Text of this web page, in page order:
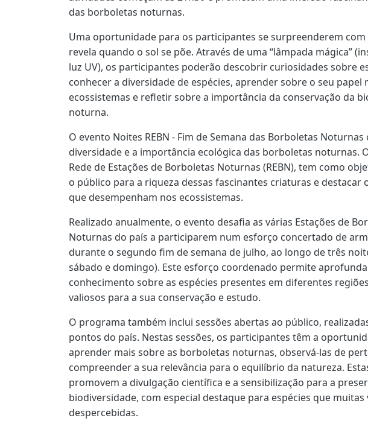
das borboletas noturnas.
Uma oportunidade para os participantes se surpreenderem com
revela quando o sol se põe. Através de uma “lâmpada mágica”
luz UV), os participantes poderão descobrir curiosidades sobre
conhecer a diversidade de espécies, aprender sobre o seu papel
ecossistemas e refletir sobre a importância da conservação da
noturna.
O evento Noites REBN - Fim de Semana das Borboletas Noturnas
diversidade e a importância ecológica das borboletas noturnas.
Rede de Estações de Borboletas Noturnas (REBN), tem como
o público para a riqueza dessas fascinantes criaturas e destacar
que desempenham nos ecossistemas.
Realizado anualmente, o evento desafia as várias Estações de
Noturnas do país a participarem num esforço concertado de
durante o segundo fim de semana de julho, ao longo de três
sábado e domingo). Este esforço coordenado permite
conhecimento sobre as espécies presentes em diferentes
valiosos para a sua conservação e estudo.
O programa também inclui sessões abertas ao público,
pontos do país. Nestas sessões, os participantes têm a
aprender mais sobre as borboletas noturnas, observá-las de
compreender a sua relevância para o equilíbrio da natureza.
promovem a divulgação científica e a sensibilização para a
biodiversidade, com especial destaque para espécies que muitas
despercebidas.